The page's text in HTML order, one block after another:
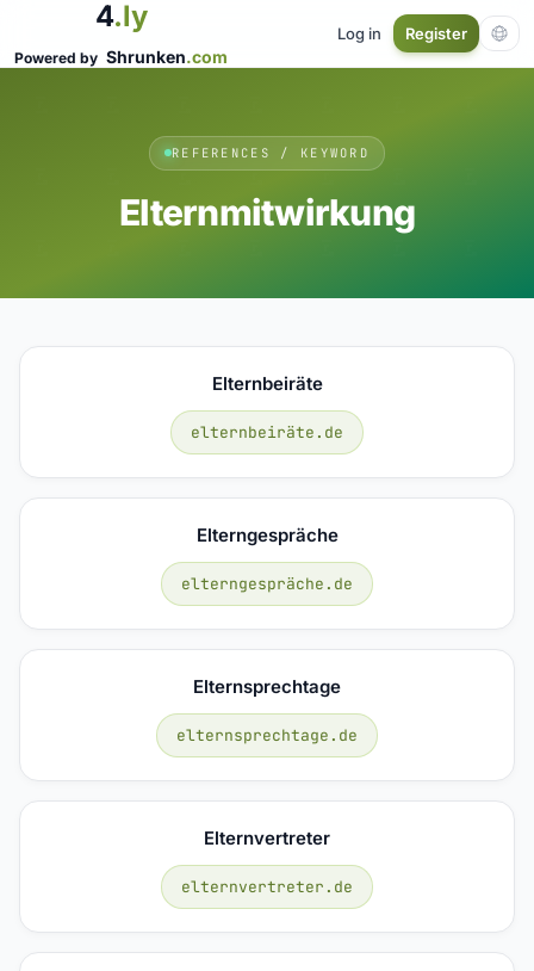
4.ly
Powered by Shrunken.com
Log in Register
REFERENCES / KEYWORD
Elternmitwirkung
Elternbeiräte
elternbeiräte.de
Elterngespräche
elterngespräche.de
Elternsprechtage
elternsprechtage.de
Elternvertreter
elternvertreter.de